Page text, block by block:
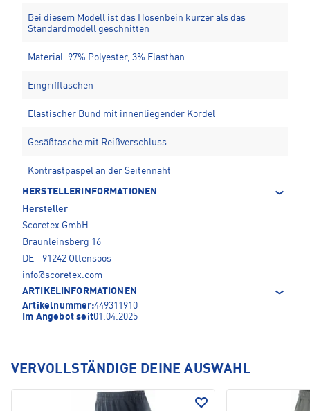
Bei diesem Modell ist das Hosenbein kürzer als das
Standardmodell geschnitten
Material: 97% Polyester, 3% Elasthan
Eingrifftaschen
Elastischer Bund mit innenliegender Kordel
Gesäßtasche mit Reißverschluss
Kontrastpaspel an der Seitennaht
HERSTELLERINFORMATIONEN
Hersteller
Scoretex GmbH
Bräunleinsberg 16
DE - 91242 Ottensoos
info@scoretex.com
ARTIKELINFORMATIONEN
Artikelnummer:449311910
Im Angebot seit01.04.2025
VERVOLLSTÄNDIGE DEINE AUSWAHL